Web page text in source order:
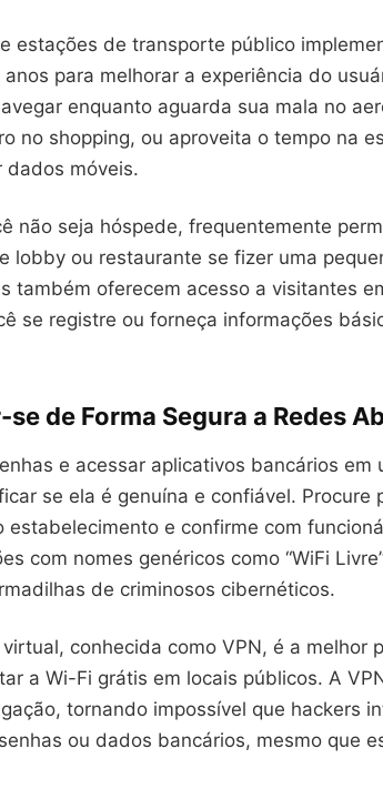
estações de transporte público
para melhorar a experiência do
enquanto aguarda sua mala no
no shopping, ou aproveita o tempo na
dados móveis.
não seja hóspede, frequentemente
lobby ou restaurante se fizer uma
também oferecem acesso a visitantes
se registre ou forneça informações
de Forma Segura a Redes
e acessar aplicativos bancários em
se ela é genuína e confiável. Procure
estabelecimento e confirme com
com nomes genéricos como “WiFi
de criminosos cibernéticos.
conhecida como VPN, é a melhor
a Wi-Fi grátis em locais públicos. A
tornando impossível que hackers
ou dados bancários, mesmo que